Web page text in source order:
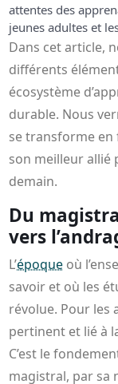
attentes des
jeunes adultes et
Dans cet article,
différents
écosystème
durable. Nous
se transforme en
son meilleur allié
demain.
Du
vers
L’époque où
savoir et où les
révolue. Pour les
pertinent et lié à
C’est le
magistral, par sa